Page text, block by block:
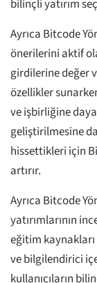
bilinçli yatırım
Ayrıca Bitcode
önerilerini aktif
girdilerine değer
özellikler
ve işbirliğine
geliştirilmesine
hissettikleri için
artırır.
Ayrıca Bitcode
yatırımlarının
eğitim
ve bilgilendirici
kullanıcıların